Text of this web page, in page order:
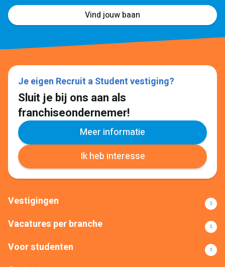
Vind jouw baan
Je eigen Recruit a Student vestiging?
Sluit je bij ons aan als
franchiseondernemer!
Meer informatie
Ik heb interesse
Vestigingen
Vacatures per branche
Voor studenten